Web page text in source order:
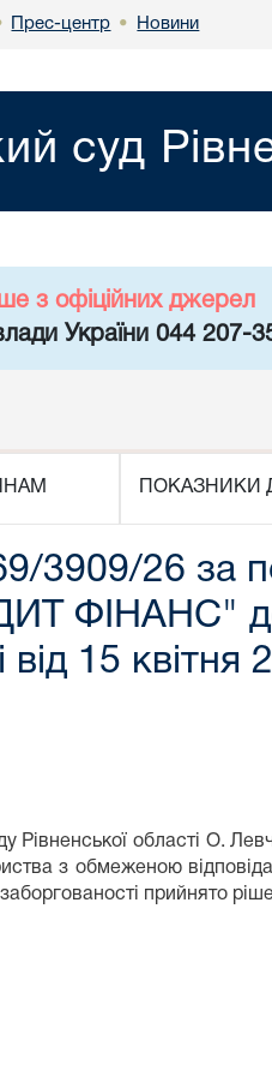
Прес-центр • Новини
суд
з офіційних джерел
України 044 207-
ПОКАЗНИКИ
3909/26 за
ФІНАНС"
15 квітня
Рівненської області О.
з обмеженою
прийнято